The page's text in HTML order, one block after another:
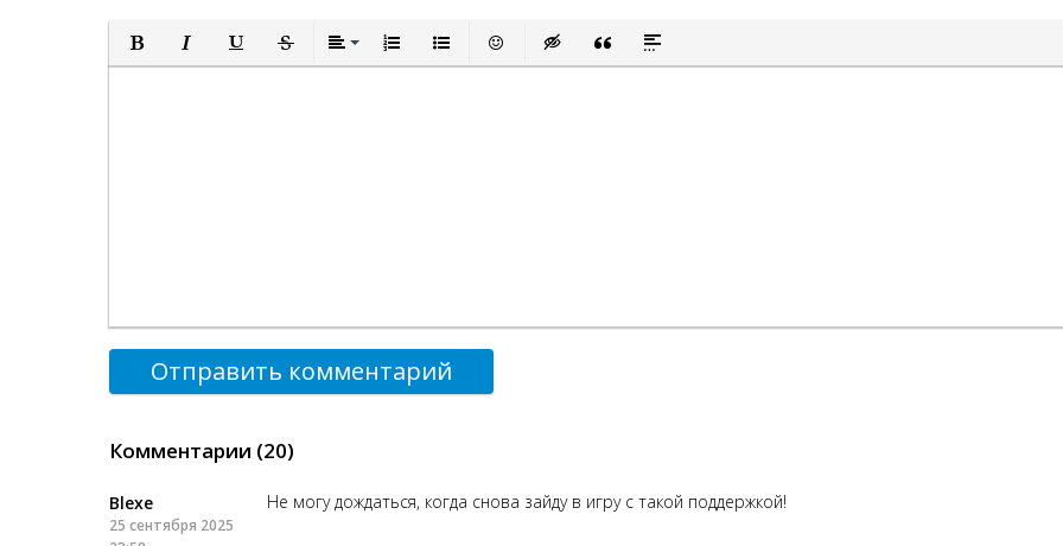
Полужирный
КурсивПодчеркнутый
ЗачеркнутыйВыравнивание
Нумерованный список
Маркированный список
Вставить смайлик
Вставка скрытого текста
Вставка цитаты
Вставка спойлера
Отправить комментарий
Комментарии (20)
Blexe
25 сентября 2025
Не могу дождаться, когда снова зайду в игру с такой поддержкой!